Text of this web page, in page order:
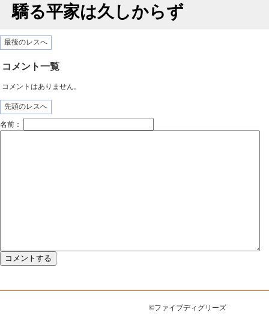
驕る平家は久しからず
最後のレスへ
コメント一覧
コメントはありません。
先頭のレスへ
名前：
©ファイブディグリーズ